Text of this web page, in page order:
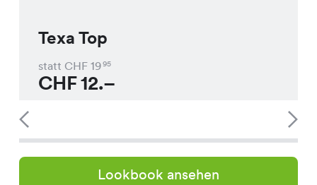
Texa Top
statt CHF 1995
CHF12.–
Lookbook ansehen